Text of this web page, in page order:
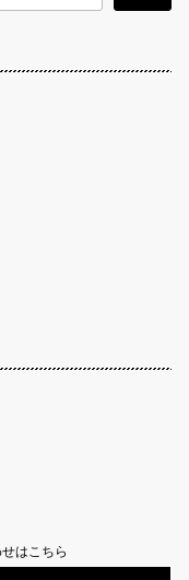
はこちら